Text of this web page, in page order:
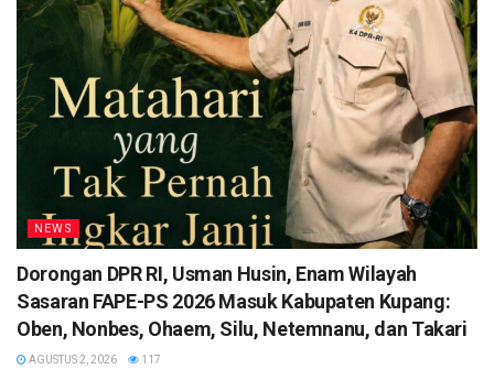
NEWS
Dorongan DPR RI, Usman Husin, Enam Wilayah
Sasaran FAPE-PS 2026 Masuk Kabupaten Kupang:
Oben, Nonbes, Ohaem, Silu, Netemnanu, dan Takari
AGUSTUS 2, 2026 117